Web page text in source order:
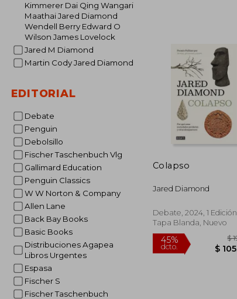
Kimmerer Dai Qing Wangari
Maathai Jared Diamond
Wendell Berry Edward O
Wilson James Lovelock
Jared M Diamond
Martin Cody Jared Diamond
EDITORIAL
Debate
Penguin
Debolsillo
Fischer Taschenbuch Vlg
Gallimard Education
Penguin Classics
W W Norton & Company
Allen Lane
Back Bay Books
Basic Books
Distribuciones Agapea
Libros Urgentes
Espasa
Fischer S
Fischer Taschenbuch
45%
dcto.
Colapso
Jared Diamond
Debate, 2024, 1 Edición,
Tapa Blanda, Nuevo